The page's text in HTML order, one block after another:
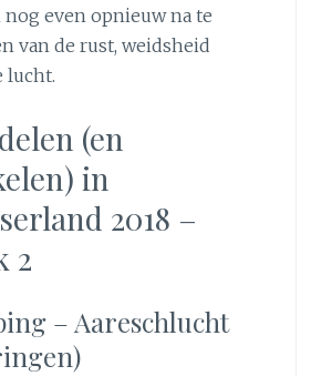
nog even opnieuw na te
van de rust, weidsheid
lucht.
(en
in
2018 –
2
– Aareschlucht